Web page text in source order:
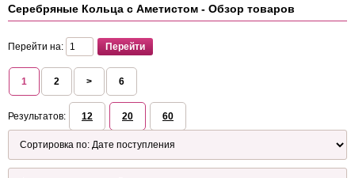
Серебряные Кольца с Аметистом - Обзор товаров
Перейти на:
1 2 > 6
Результатов: 12 20 60